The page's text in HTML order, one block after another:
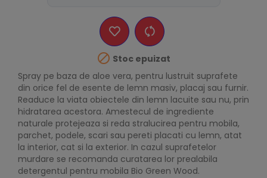
 Stoc epuizat
Spray pe baza de aloe vera, pentru lustruit suprafete
din orice fel de esente de lemn masiv, placaj sau furnir.
Readuce la viata obiectele din lemn lacuite sau nu, prin
hidratarea acestora. Amestecul de ingrediente
naturale protejeaza si reda stralucirea pentru mobila,
parchet, podele, scari sau pereti placati cu lemn, atat
la interior, cat si la exterior. In cazul suprafetelor
murdare se recomanda curatarea lor prealabila
detergentul pentru mobila Bio Green Wood.